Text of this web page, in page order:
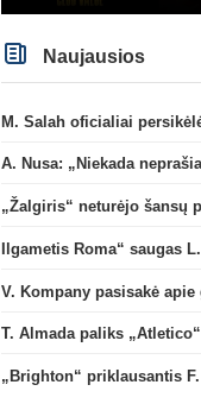
Ilgametis Roma“
Naujausios